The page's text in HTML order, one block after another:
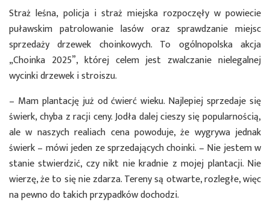
Straż leśna, policja i straż miejska rozpoczęły w powiecie
puławskim patrolowanie lasów oraz sprawdzanie miejsc
sprzedaży drzewek choinkowych. To ogólnopolska akcja
„Choinka 2025”, której celem jest zwalczanie nielegalnej
wycinki drzewek i stroiszu.
– Mam plantację już od ćwierć wieku. Najlepiej sprzedaje się
świerk, chyba z racji ceny. Jodła dalej cieszy się popularnością,
ale w naszych realiach cena powoduje, że wygrywa jednak
świerk – mówi jeden ze sprzedających choinki. – Nie jestem w
stanie stwierdzić, czy nikt nie kradnie z mojej plantacji. Nie
wierzę, że to się nie zdarza. Tereny są otwarte, rozległe, więc
na pewno do takich przypadków dochodzi.